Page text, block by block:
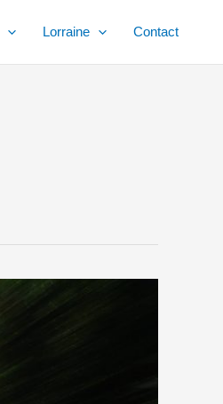
Lorraine Contact